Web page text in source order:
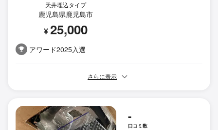
天井埋込タイプ
鹿児島県鹿児島市
¥25,000
アワード2025入選
さらに表示
-
口コミ数